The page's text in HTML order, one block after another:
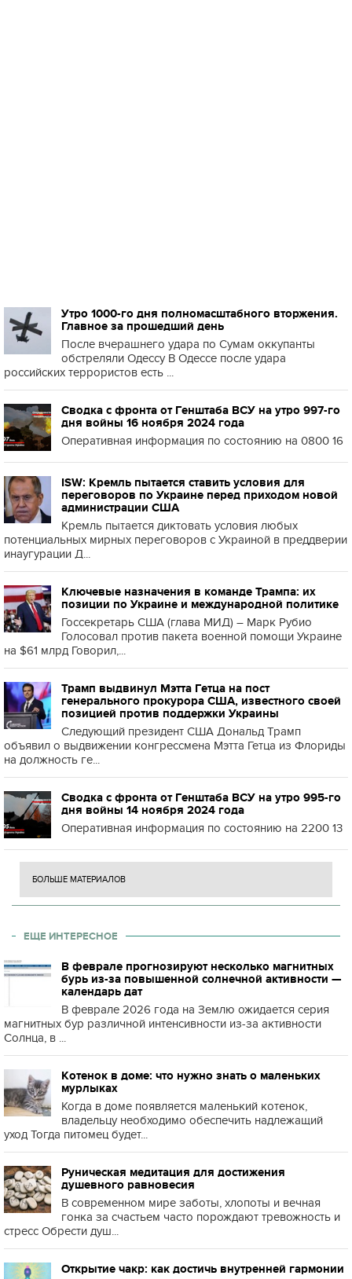
Утро 1000-го дня полномасштабного вторжения.
Главное за прошедший день
После вчерашнего удара по Сумам оккупанты
обстреляли Одессу В Одессе после удара
российских террористов есть ...
Сводка с фронта от Генштаба ВСУ на утро 997-го
дня войны 16 ноября 2024 года
Оперативная информация по состоянию на 0800 16
ISW: Кремль пытается ставить условия для
переговоров по Украине перед приходом новой
администрации США
Кремль пытается диктовать условия любых
потенциальных мирных переговоров с Украиной в преддверии
инаугурации Д...
Ключевые назначения в команде Трампа: их
позиции по Украине и международной политике
Госсекретарь США (глава МИД) – Марк Рубио
Голосовал против пакета военной помощи Украине
на $61 млрд Говорил,...
Трамп выдвинул Мэтта Гетца на пост
генерального прокурора США, известного своей
позицией против поддержки Украины
Следующий президент США Дональд Трамп
объявил о выдвижении конгрессмена Мэтта Гетца из Флориды
на должность ге...
Сводка с фронта от Генштаба ВСУ на утро 995-го
дня войны 14 ноября 2024 года
Оперативная информация по состоянию на 2200 13
БОЛЬШЕ МАТЕРИАЛОВ
ЕЩЕ ИНТЕРЕСНОЕ
В феврале прогнозируют несколько магнитных
бурь из-за повышенной солнечной активности —
календарь дат
В феврале 2026 года на Землю ожидается серия
магнитных бур различной интенсивности из-за активности
Солнца, в ...
Котенок в доме: что нужно знать о маленьких
мурлыках
Когда в доме появляется маленький котенок,
владельцу необходимо обеспечить надлежащий
уход Тогда питомец будет...
Руническая медитация для достижения
душевного равновесия
В современном мире заботы, хлопоты и вечная
гонка за счастьем часто порождают тревожность и
стресс Обрести душ...
Открытие чакр: как достичь внутренней гармонии